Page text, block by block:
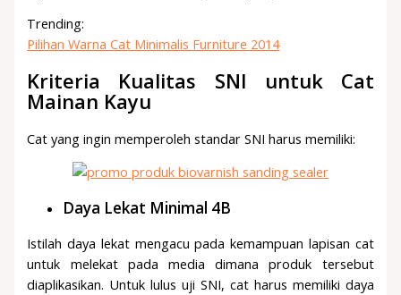
Trending:
Pilihan Warna Cat Minimalis Furniture 2014
Kriteria Kualitas SNI untuk Cat
Mainan Kayu
Cat yang ingin memperoleh standar SNI harus memiliki:
Daya Lekat Minimal 4B
Istilah daya lekat mengacu pada kemampuan lapisan cat
untuk melekat pada media dimana produk tersebut
diaplikasikan. Untuk lulus uji SNI, cat harus memiliki daya